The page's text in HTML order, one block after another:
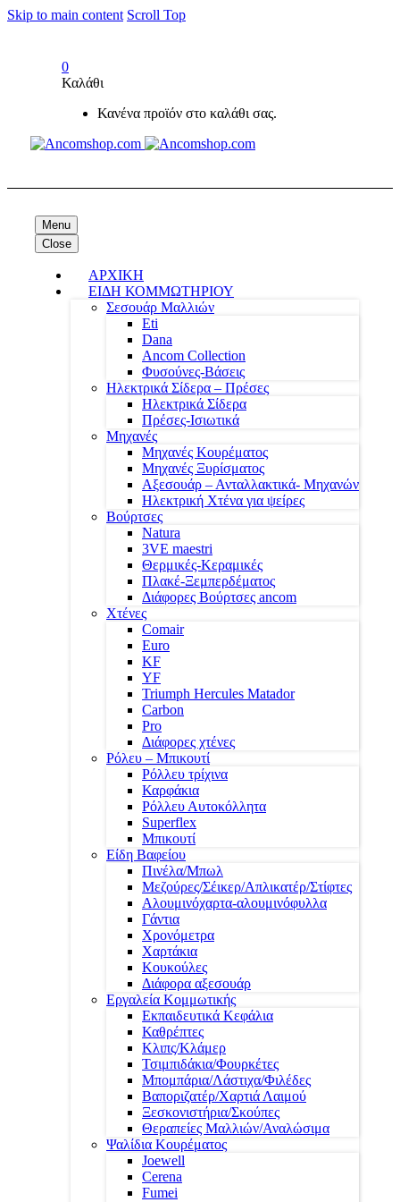
Skip to main content Scroll Top
0
Καλάθι
Κανένα προϊόν στο καλάθι σας.
Menu
Close
ΑΡΧΙΚΗ
ΕΙΔΗ ΚΟΜΜΩΤΗΡΙΟΥ
Σεσουάρ Μαλλιών
Eti
Dana
Ancom Collection
Φυσούνες-Βάσεις
Ηλεκτρικά Σίδερα – Πρέσες
Ηλεκτρικά Σίδερα
Πρέσες-Ισιωτικά
Μηχανές
Μηχανές Κουρέματος
Μηχανές Ξυρίσματος
Αξεσουάρ – Ανταλλακτικά- Μηχανών
Ηλεκτρική Χτένα για ψείρες
Βούρτσες
Natura
3VE maestri
Θερμικές-Κεραμικές
Πλακέ-Ξεμπερδέματος
Διάφορες Βούρτσες ancom
Χτένες
Comair
Euro
KF
YF
Triumph Hercules Matador
Carbon
Pro
Διάφορες χτένες
Ρόλευ – Μπικουτί
Ρόλλευ τρίχινα
Καρφάκια
Ρόλλευ Αυτοκόλλητα
Superflex
Μπικουτί
Είδη Βαφείου
Πινέλα/Μπωλ
Μεζούρες/Σέικερ/Απλικατέρ/Στίφτες
Αλουμινόχαρτα-αλουμινόφυλλα
Γάντια
Χρονόμετρα
Χαρτάκια
Κουκούλες
Διάφορα αξεσουάρ
Εργαλεία Κομμωτικής
Εκπαιδευτικά Κεφάλια
Καθρέπτες
Κλιπς/Κλάμερ
Τσιμπιδάκια/Φουρκέτες
Μπομπάρια/Λάστιχα/Φιλέδες
Βαποριζατέρ/Χαρτιά Λαιμού
Ξεσκονιστήρια/Σκούπες
Θεραπείες Μαλλιών/Αναλώσιμα
Ψαλίδια Κουρέματος
Joewell
Cerena
Fumei